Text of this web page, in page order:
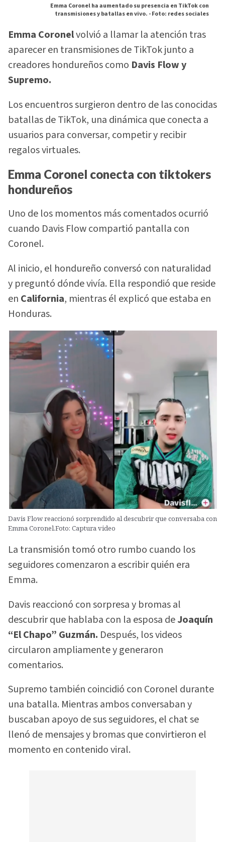
Emma Coronel ha aumentado su presencia en TikTok con
transmisiones y batallas en vivo. -Foto: redes sociales
Emma Coronelvolvió a llamar la atención tras
aparecer en transmisiones de TikTok junto a
creadores hondureños como Davis Flow y
Supremo.
Los encuentros surgieron dentro de las conocidas
batallas de TikTok, una dinámica que conecta a
usuarios para conversar, competir y recibir
regalos virtuales.
Emma Coronel conecta con tiktokers
hondureños
Uno de los momentos más comentados ocurrió
cuando Davis Flow compartió pantalla con
Coronel.
Al inicio, el hondureño conversó con naturalidad
y preguntó dónde vivía. Ella respondió que reside
en California, mientras él explicó que estaba en
Honduras.
Davis Flow reaccionó sorprendido al descubrir que conversaba con
Emma Coronel.Foto: Captura video
La transmisión tomó otro rumbo cuando los
seguidores comenzaron a escribir quién era
Emma.
Davis reaccionó con sorpresa y bromas al
descubrir que hablaba con la esposa deJoaquín
“El Chapo” Guzmán. Después, los videos
circularon ampliamente y generaron
comentarios.
Supremo también coincidió con Coronel durante
una batalla. Mientras ambos conversaban y
buscaban apoyo de sus seguidores, el chat se
llenó de mensajes y bromas que convirtieron el
momento en contenido viral.